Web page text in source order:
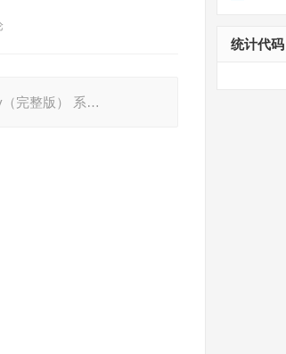
（完整版） 系…
统计代码